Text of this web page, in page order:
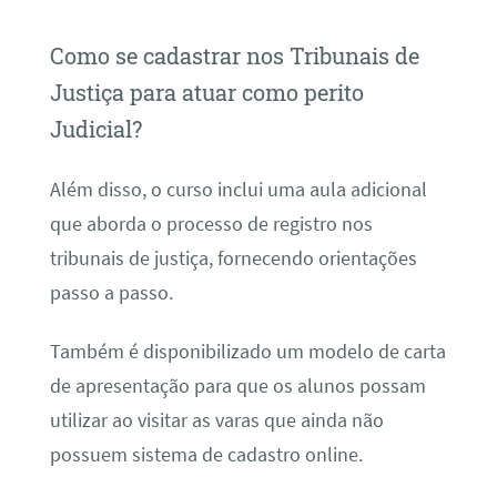
Como se cadastrar nos Tribunais de
Justiça para atuar como perito
Judicial?
Além disso, o curso inclui uma aula adicional
que aborda o processo de registro nos
tribunais de justiça, fornecendo orientações
passo a passo.
Também é disponibilizado um modelo de carta
de apresentação para que os alunos possam
utilizar ao visitar as varas que ainda não
possuem sistema de cadastro online.